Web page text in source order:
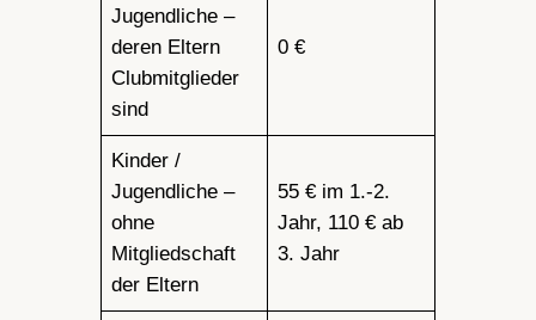
Jugendliche –
deren Eltern
Clubmitglieder
sind
0 €
Kinder /
Jugendliche –
ohne
Mitgliedschaft
der Eltern
55 € im 1.-2.
Jahr, 110 € ab
3. Jahr